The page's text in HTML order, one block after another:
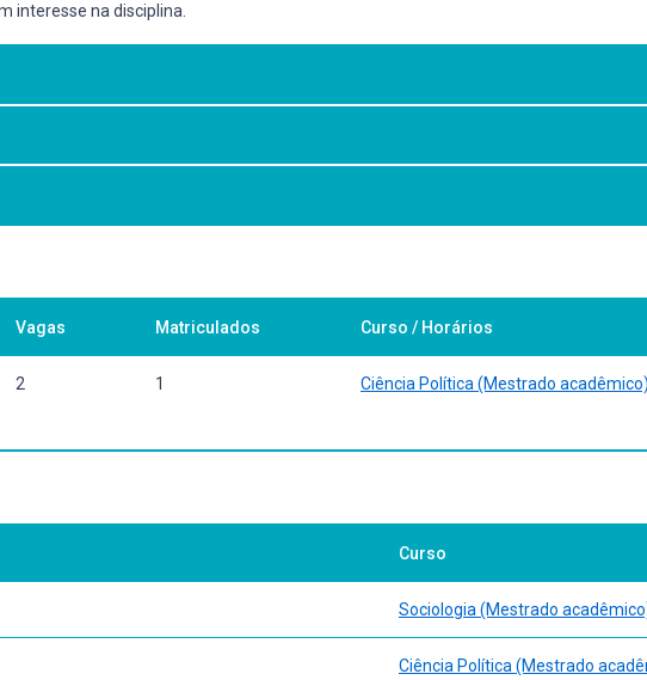
interesse na disciplina.
do projeto de dissertação.
de orientação.
Vagas Matriculados Curso / Horários
2 1 Ciência Política (Mestrado acadêmico)
Curso
Sociologia (Mestrado
Ciência Política (Mestrado